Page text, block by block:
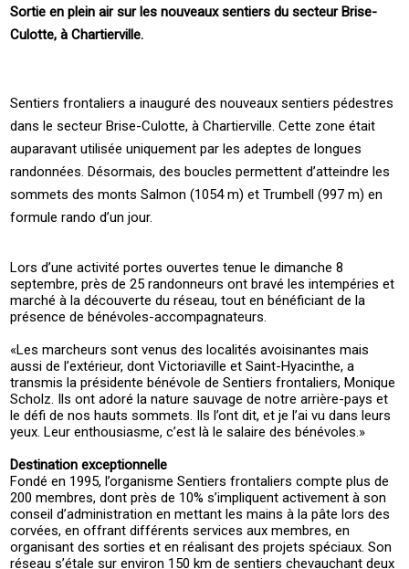
Sortie en plein air sur les nouveaux sentiers du secteur Brise-
Culotte, à Chartierville.
Sentiers frontaliers a inauguré des nouveaux sentiers pédestres
dans le secteur Brise-Culotte, à Chartierville. Cette zone était
auparavant utilisée uniquement par les adeptes de longues
randonnées. Désormais, des boucles permettent d’atteindre les
sommets des monts Salmon (1054 m) et Trumbell (997 m) en
formule rando d’un jour.
Lors d’une activité portes ouvertes tenue le dimanche 8
septembre, près de 25 randonneurs ont bravé les intempéries et
marché à la découverte du réseau, tout en bénéficiant de la
présence de bénévoles-accompagnateurs.
«Les marcheurs sont venus des localités avoisinantes mais
aussi de l’extérieur, dont Victoriaville et Saint-Hyacinthe, a
transmis la présidente bénévole de Sentiers frontaliers, Monique
Scholz. Ils ont adoré la nature sauvage de notre arrière-pays et
le défi de nos hauts sommets. Ils l’ont dit, et je l’ai vu dans leurs
yeux. Leur enthousiasme, c’est là le salaire des bénévoles.»
Destination exceptionnelle
Fondé en 1995, l’organisme Sentiers frontaliers compte plus de
200 membres, dont près de 10% s’impliquent activement à son
conseil d’administration en mettant les mains à la pâte lors des
corvées, en offrant différents services aux membres, en
organisant des sorties et en réalisant des projets spéciaux. Son
réseau s’étale sur environ 150 km de sentiers chevauchant deux